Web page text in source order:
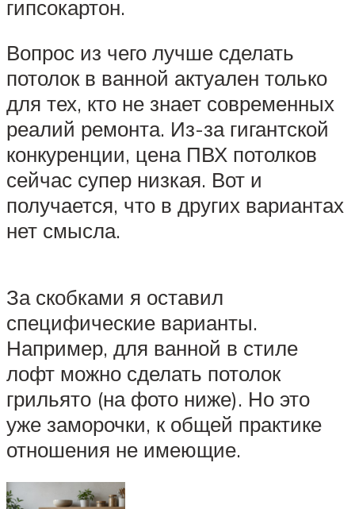
гипсокартон.
Вопрос из чего лучше сделать
потолок в ванной актуален только
для тех, кто не знает современных
реалий ремонта. Из-за гигантской
конкуренции, цена ПВХ потолков
сейчас супер низкая. Вот и
получается, что в других вариантах
нет смысла.
За скобками я оставил
специфические варианты.
Например, для ванной в стиле
лофт можно сделать потолок
грильято (на фото ниже). Но это
уже заморочки, к общей практике
отношения не имеющие.